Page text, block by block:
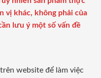
vị khác, không phải của
lưu ý một số vấn đề
website để làm việc